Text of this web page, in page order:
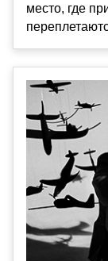
место, где